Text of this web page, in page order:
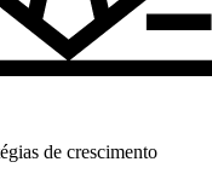
de crescimento